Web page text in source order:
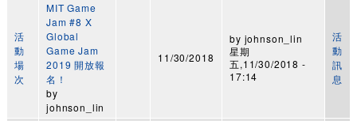
活
動
場
次
MIT Game
Jam #8 X
Global
Game Jam
2019 開放報
名！
by
johnson_lin
11/30/2018
by johnson_lin
星期
五,11/30/2018 -
17:14
活
動
訊
息